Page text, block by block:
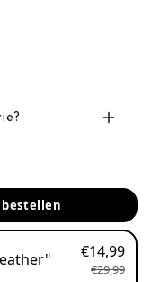
/ 45 mm
bestellen
€14,99
€29,99